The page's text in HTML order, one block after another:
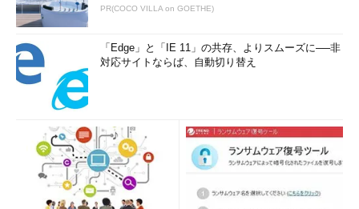
PR(COCO VILLA on GOETHE)
「Edge」と「IE 11」の共存、よりスムーズに──非
対応サイトならば、自動切り替え